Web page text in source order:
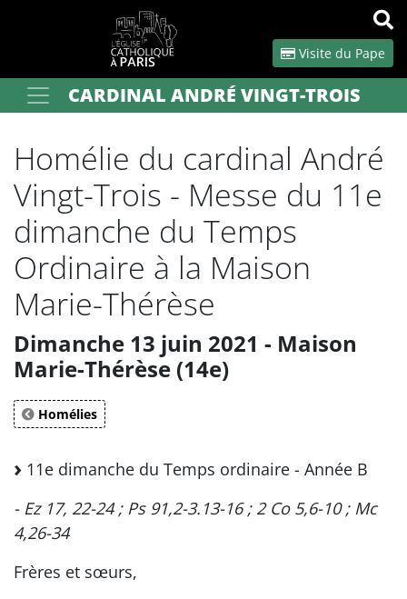
Visite du Pape
Votre recherche OK
CARDINAL ANDRÉ VINGT-TROIS
Homélie du cardinal André
Vingt-Trois - Messe du 11e
dimanche du Temps
Ordinaire à la Maison
Marie-Thérèse
Dimanche 13 juin 2021 - Maison
Marie-Thérèse (14e)
Homélies
11e dimanche du Temps ordinaire - Année B
- Ez 17, 22-24 ; Ps 91,2-3.13-16 ; 2 Co 5,6-10 ; Mc
4,26-34
Frères et sœurs,
Panneau de gestion des cookies